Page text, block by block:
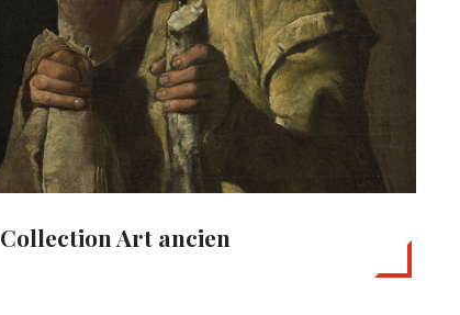
Collection Art ancien